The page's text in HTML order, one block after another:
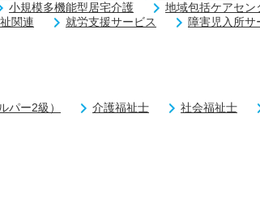
小規模多機能型居宅介護
地域包括ケアセン
関連 就労支援サービス
障害児入所サ
パー2級） 介護福祉士 社会福祉士